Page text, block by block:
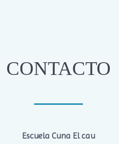
CONTACTO
Escuela Cuna El cau